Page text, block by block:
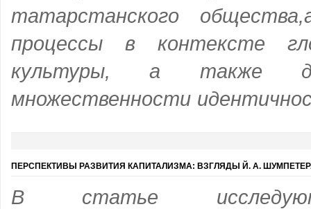
татарстанского общества,
процессы в контексте
культуры, а также
множественности
ПЕРСПЕКТИВЫ РАЗВИТИЯ КАПИТАЛИЗМА: ВЗГЛЯДЫ Й. А.
В статье